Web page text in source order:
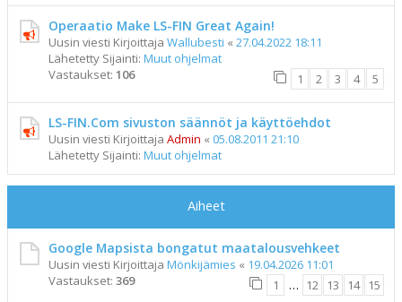
Operaatio Make LS-FIN Great Again!
Uusin viesti Kirjoittaja Wallubesti « 27.04.2022 18:11
Lähetetty Sijainti: Muut ohjelmat
Vastaukset: 106 1 2 3 4 5
LS-FIN.Com sivuston säännöt ja käyttöehdot
Uusin viesti Kirjoittaja Admin « 05.08.2011 21:10
Lähetetty Sijainti: Muut ohjelmat
Aiheet
Google Mapsista bongatut maatalousvehkeet
Uusin viesti Kirjoittaja Mönkijämies « 19.04.2026 11:01
Vastaukset: 369 1 … 12 13 14 15